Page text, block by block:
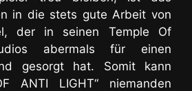
in die stets gute Arbeit von
der in seinen Temple Of
abermals für einen
gesorgt hat. Somit kann
ANTI LIGHT“ niemanden